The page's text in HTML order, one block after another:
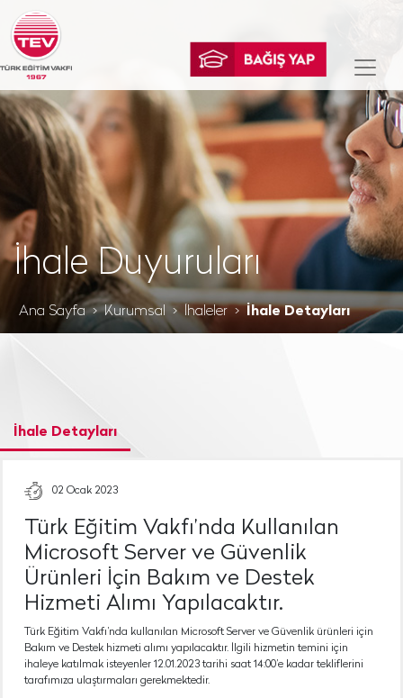
İhale Duyuruları
Ana Sayfa Kurumsal İhaleler İhale Detayları
İhale Detayları
02 Ocak 2023
Türk Eğitim Vakfı’nda Kullanılan
Microsoft Server ve Güvenlik
Ürünleri İçin Bakım ve Destek
Hizmeti Alımı Yapılacaktır.
Türk Eğitim Vakfı’nda kullanılan Microsoft Server ve Güvenlik ürünleri için
Bakım ve Destek hizmeti alımı yapılacaktır. İlgili hizmetin temini için
ihaleye katılmak isteyenler 12.01.2023 tarihi saat 14:00’e kadar tekliflerini
tarafımıza ulaştırmaları gerekmektedir.